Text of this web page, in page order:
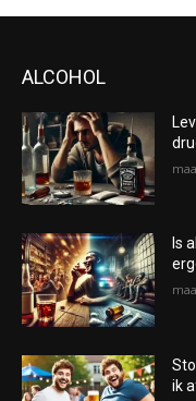
ALCOHOL
Is
ik